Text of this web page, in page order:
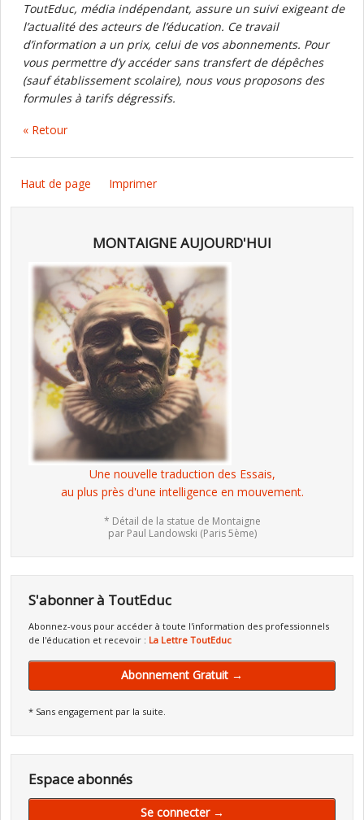
ToutEduc, média indépendant, assure un suivi exigeant de
l’actualité des acteurs de l’éducation. Ce travail
d’information a un prix, celui de vos abonnements. Pour
vous permettre d’y accéder sans transfert de dépêches
(sauf établissement scolaire), nous vous proposons des
formules à tarifs dégressifs.
« Retour
Haut de page Imprimer
MONTAIGNE AUJOURD'HUI
Une nouvelle traduction des Essais,
au plus près d'une intelligence en mouvement.
* Détail de la statue de Montaigne
par Paul Landowski (Paris 5ème)
S'abonner à ToutEduc
Abonnez-vous pour accéder à toute l'information des professionnels
de l'éducation et recevoir : La Lettre ToutEduc
Abonnement Gratuit →
* Sans engagement par la suite.
Espace abonnés
Se connecter →